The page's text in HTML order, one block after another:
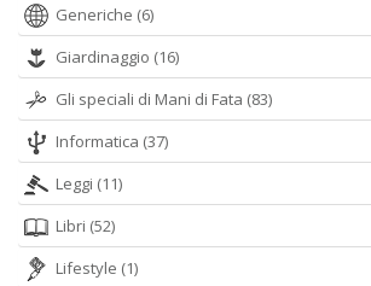
Generiche (6)
Giardinaggio (16)
Gli speciali di Mani di Fata (83)
Informatica (37)
Leggi (11)
Libri (52)
Lifestyle (1)